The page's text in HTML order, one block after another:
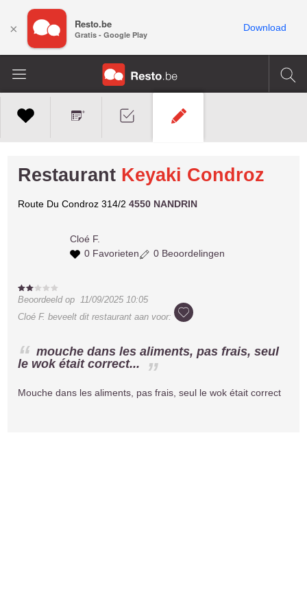
Restaurant Keyaki Condroz
Route Du Condroz 314/24550 NANDRIN
Cloé F.
0 Favorieten
0 Beoordelingen
Beoordeeld op11/09/2025 10:05
Cloé F. beveelt dit restaurant aan voor:
mouche dans les aliments, pas frais, seul
le wok était correct...
Mouche dans les aliments, pas frais, seul le wok était correct
× Resto.be
Gratis - Google Play
Download